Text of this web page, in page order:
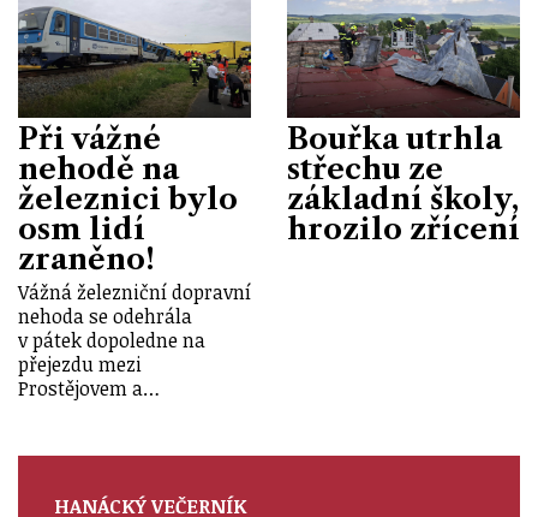
Při vážné
nehodě na
železnici bylo
osm lidí
zraněno!
Vážná železniční dopravní
nehoda se odehrála
v pátek dopoledne na
přejezdu mezi
Prostějovem a…
Bouřka utrhla
střechu ze
základní školy,
hrozilo zřícení
HANÁCKÝ VEČERNÍK